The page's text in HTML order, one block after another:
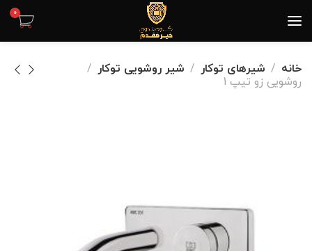
0
خانه شیرهای توکار
شیر روشویی توکار
روشویی زو تیپ 1